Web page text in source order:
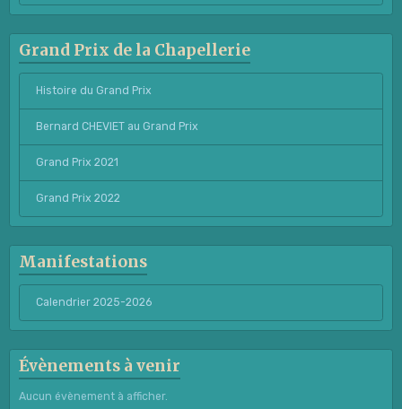
Grand Prix de la Chapellerie
Histoire du Grand Prix
Bernard CHEVIET au Grand Prix
Grand Prix 2021
Grand Prix 2022
Manifestations
Calendrier 2025-2026
Évènements à venir
Aucun évènement à afficher.